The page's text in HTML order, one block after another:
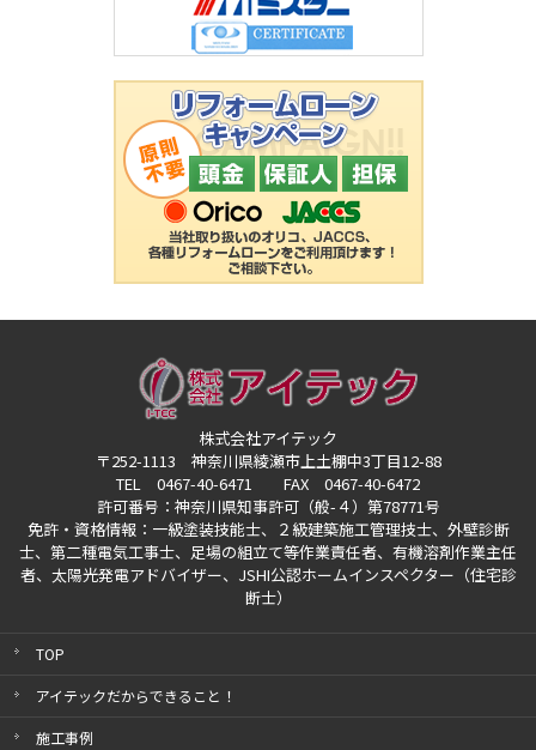
株式会社アイテック
〒252-1113 神奈川県綾瀬市上土棚中3丁目12-88
TEL 0467-40-6471 FAX 0467-40-6472
許可番号：神奈川県知事許可（般-４）第78771号
免許・資格情報：一級塗装技能士、２級建築施工管理技士、外壁診断
士、第二種電気工事士、 足場の組立て等作業責任者、有機溶剤作業主任
者、太陽光発電アドバイザー、 JSHI公認ホームインスペクター（住宅診
断士）
TOP
アイテックだからできること！
施工事例